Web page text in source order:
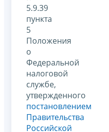
5.9.39
пункта
5
Положения
о
Федеральной
налоговой
службе,
утвержденного
постановлением
Правительства
Российской